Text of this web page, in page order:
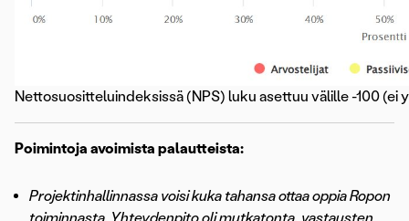
Nettosuositteluindeksissä (NPS) luku asettuu välille -100 (ei
Poimintoja avoimista palautteista:
Projektinhallinnassa voisi kuka tahansa ottaa oppia Ropon